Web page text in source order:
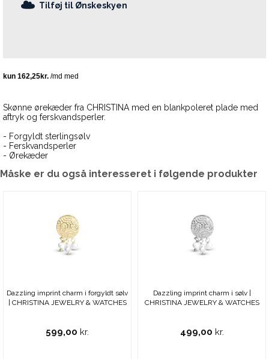
Tilføj til Ønskeskyen
Skønne ørekæder fra CHRISTINA med en blankpoleret plade med
aftryk og ferskvandsperler.
- Forgyldt sterlingsølv
- Ferskvandsperler
- Ørekæder
Måske er du også interesseret i følgende produkter
Dazzling imprint charm i forgyldt sølv
| CHRISTINA JEWELRY & WATCHES
599,00 kr.
Dazzling imprint charm i sølv |
CHRISTINA JEWELRY & WATCHES
499,00 kr.